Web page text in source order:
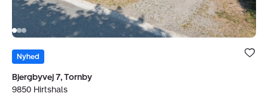
Bolig er
under dine
Nyhed
Bjergbyvej 7, Tornby
9850 Hirtshals